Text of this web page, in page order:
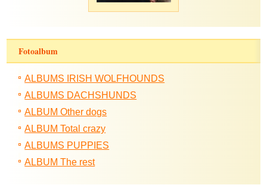
Fotoalbum
ALBUMS IRISH WOLFHOUNDS
ALBUMS DACHSHUNDS
ALBUM Other dogs
ALBUM Total crazy
ALBUMS PUPPIES
ALBUM The rest